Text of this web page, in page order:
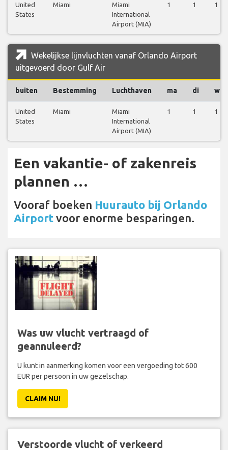
United
States
Miami
Miami
International
Airport (MIA)
1 1 1
Wekelijkse lijnvluchten vanaf Orlando Airport
uitgevoerd door Gulf Air
buiten Bestemming Luchthaven ma di wo
United
States
Miami
Miami
International
Airport (MIA)
1 1 1
Een vakantie- of zakenreis
plannen …
Vooraf boeken Huurauto bij Orlando
Airport voor enorme besparingen.
Was uw vlucht vertraagd of
geannuleerd?
U kunt in aanmerking komen voor een vergoeding tot 600
EUR per persoon in uw gezelschap.
CLAIM NU!
Verstoorde vlucht of verkeerd